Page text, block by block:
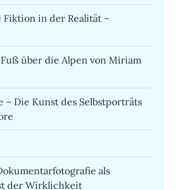
in der Realität –
Fuß über die Alpen von Miriam
– Die Kunst des Selbstporträts
als
der Wirklichkeit